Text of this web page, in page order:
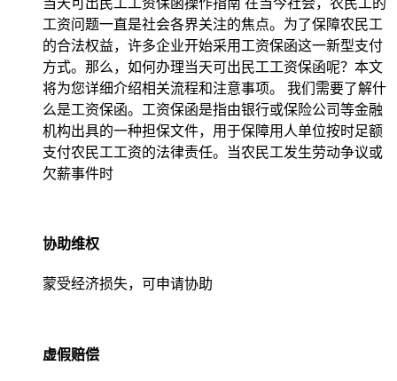
工资问题一直是社会各界关注的焦点。为了保障农民工
的合法权益，许多企业开始采用工资保函这一新型支付
方式。那么，如何办理当天可出民工工资保函呢？本文
将为您详细介绍相关流程和注意事项。 我们需要了解什
么是工资保函。工资保函是指由银行或保险公司等金融
机构出具的一种担保文件，用于保障用人单位按时足额
支付农民工工资的法律责任。当农民工发生劳动争议或
欠薪事件时
协助维权
蒙受经济损失，可申请协助
虚假赔偿